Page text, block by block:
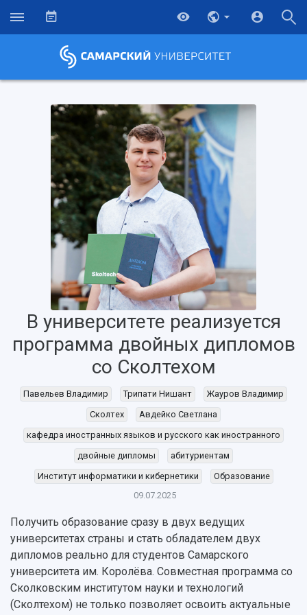
НАЗАД
История
Ключевые факты
Рейтинги
Руководство
Наблюдательный совет
Попечительский совет
Главные новости
Бортжурнал
Объявления
События
СМИ об университете
Почему я выбираю Самарский университет?
Абитуриенту
Бакалавриат и специалитет
Магистратура
Аспирантура
Формы обучения
Научно-исследовательская деятельность
Основные научные направления
Научные школы и ведущие научные коллективы
Диссертационные советы
Подготовка научных кадров
Конкурс на замещение должностей научных
работников
В университете реализуется
программа двойных дипломов
со Сколтехом
Павельев Владимир Трипати Нишант
Жауров Владимир
Сколтех
Авдейко Светлана
кафедра иностранных языков и русского как иностранного
двойные дипломы
абитуриентам
Институт информатики и кибернетики
Образование
09.07.2025
Получить образование сразу в двух ведущих
университетах страны и стать обладателем двух
дипломов реально для студентов Самарского
университета им. Королёва. Совместная программа со
Сколковским институтом науки и технологий
(Сколтехом) не только позволяет освоить актуальные